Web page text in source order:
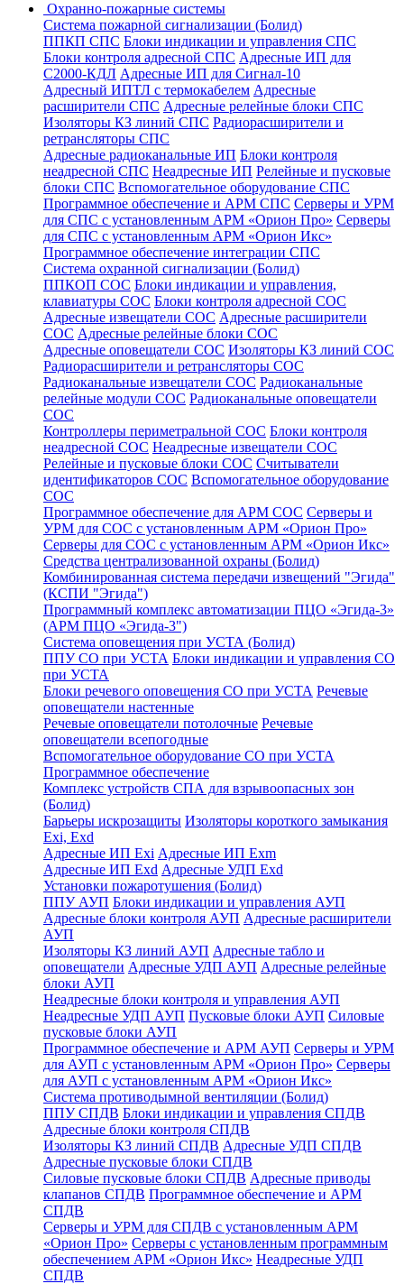
Охранно-пожарные системы
Система пожарной сигнализации (Болид)
ППКП СПС Блоки индикации и управления СПС
Блоки контроля адресной СПС Адресные ИП для
С2000-КДЛ Адресные ИП для Сигнал-10
Адресный ИПТЛ с термокабелем Адресные
расширители СПС Адресные релейные блоки СПС
Изоляторы КЗ линий СПС Радиорасширители и
ретрансляторы СПС
Адресные радиоканальные ИП Блоки контроля
неадресной СПС Неадресные ИП Релейные и пусковые
блоки СПС Вспомогательное оборудование СПС
Программное обеспечение и АРМ СПС Серверы и УРМ
для СПС с установленным АРМ «Орион Про» Серверы
для СПС с установленным АРМ «Орион Икс»
Программное обеспечение интеграции СПС
Система охранной сигнализации (Болид)
ППКОП СОС Блоки индикации и управления,
клавиатуры СОС Блоки контроля адресной СОС
Адресные извещатели СОС Адресные расширители
СОС Адресные релейные блоки СОС
Адресные оповещатели СОС Изоляторы КЗ линий СОС
Радиорасширители и ретрансляторы СОС
Радиоканальные извещатели СОС Радиоканальные
релейные модули СОС Радиоканальные оповещатели
СОС
Контроллеры периметральной СОС Блоки контроля
неадресной СОС Неадресные извещатели СОС
Релейные и пусковые блоки СОС Считыватели
идентификаторов СОС Вспомогательное оборудование
СОС
Программное обеспечение для АРМ СОС Серверы и
УРМ для СОС с установленным АРМ «Орион Про»
Серверы для СОС с установленным АРМ «Орион Икс»
Средства централизованной охраны (Болид)
Комбинированная система передачи извещений "Эгида"
(КСПИ "Эгида")
Программный комплекс автоматизации ПЦО «Эгида-3»
(АРМ ПЦО «Эгида-3")
Система оповещения при УСТА (Болид)
ППУ СО при УСТА Блоки индикации и управления СО
при УСТА
Блоки речевого оповещения СО при УСТА Речевые
оповещатели настенные
Речевые оповещатели потолочные Речевые
оповещатели всепогодные
Вспомогательное оборудование СО при УСТА
Программное обеспечение
Комплекс устройств СПА для взрывоопасных зон
(Болид)
Барьеры искрозащиты Изоляторы короткого замыкания
Exi, Exd
Адресные ИП Exi Адресные ИП Exm
Адресные ИП Exd Адресные УДП Exd
Установки пожаротушения (Болид)
ППУ АУП Блоки индикации и управления АУП
Адресные блоки контроля АУП Адресные расширители
АУП
Изоляторы КЗ линий АУП Адресные табло и
оповещатели Адресные УДП АУП Адресные релейные
блоки АУП
Неадресные блоки контроля и управления АУП
Неадресные УДП АУП Пусковые блоки АУП Силовые
пусковые блоки АУП
Программное обеспечение и АРМ АУП Серверы и УРМ
для АУП с установленным АРМ «Орион Про» Серверы
для АУП с установленным АРМ «Орион Икс»
Система противодымной вентиляции (Болид)
ППУ СПДВ Блоки индикации и управления СПДВ
Адресные блоки контроля СПДВ
Изоляторы КЗ линий СПДВ Адресные УДП СПДВ
Адресные пусковые блоки СПДВ
Силовые пусковые блоки СПДВ Адресные приводы
клапанов СПДВ Программное обеспечение и АРМ
СПДВ
Серверы и УРМ для СПДВ с установленным АРМ
«Орион Про» Серверы с установленным программным
обеспечением АРМ «Орион Икс» Неадресные УДП
СПДВ